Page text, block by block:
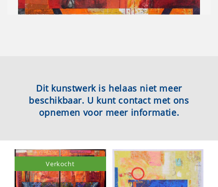
Dit kunstwerk is helaas niet meer
beschikbaar. U kunt contact met ons
opnemen voor meer informatie.
Verkocht